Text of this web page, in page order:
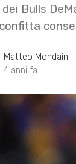
Bulls
Matteo Mondaini
4 anni fa